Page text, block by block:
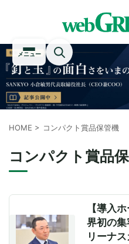
メニュー
HOME > コンパクト賞品保管機
コンパクト賞品
【導入
界初の
リーナ